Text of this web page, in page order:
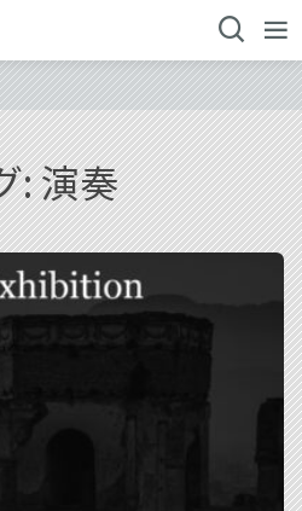
:演奏